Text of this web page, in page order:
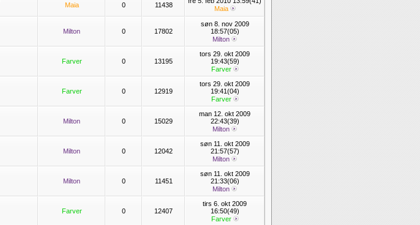
Maia 0 11438
Maia
Milton 0 17802
søn 8. nov 2009
18:57(05)
Milton
Farver 0 13195
tors 29. okt 2009
19:43(59)
Farver
Farver 0 12919
tors 29. okt 2009
19:41(04)
Farver
Milton 0 15029
man 12. okt 2009
22:43(39)
Milton
Milton 0 12042
søn 11. okt 2009
21:57(57)
Milton
Milton 0 11451
søn 11. okt 2009
21:33(06)
Milton
Farver 0 12407
tirs 6. okt 2009
16:50(49)
Farver